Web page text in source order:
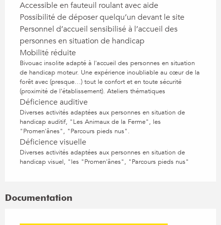
Accessible en fauteuil roulant avec aide
Possibilité de déposer quelqu’un devant le site
Personnel d’accueil sensibilisé à l’accueil des
personnes en situation de handicap
Mobilité réduite
Bivouac insolite adapté à l'accueil des personnes en situation
de handicap moteur. Une expérience inoubliable au cœur de la
forêt avec (presque…) tout le confort et en toute sécurité
(proximité de l’établissement). Ateliers thématiques
Déficience auditive
Diverses activités adaptées aux personnes en situation de
handicap auditif, "Les Animaux de la Ferme", les
"Promen'ânes", "Parcours pieds nus".
Déficience visuelle
Diverses activités adaptées aux personnes en situation de
handicap visuel, "les "Promen'ânes", "Parcours pieds nus"
Documentation